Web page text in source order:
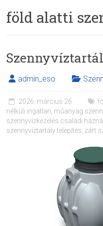
föld alatti
admin_eso
2026. március 26.
nélküli ingatlan műanyag
szennyvízkezelés családi háznál
szennyvíztartály telepítés zárt